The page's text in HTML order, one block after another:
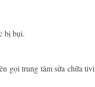
bị bụi.
gọi trung tâm sửa chữa tivi